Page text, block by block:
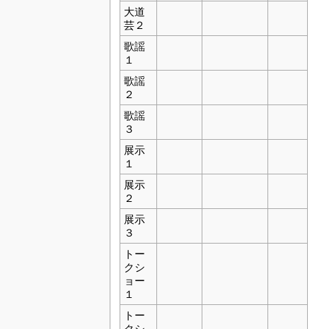
大道
芸２
歌謡
１
歌謡
２
歌謡
３
展示
１
展示
２
展示
３
トー
クシ
ョー
１
トー